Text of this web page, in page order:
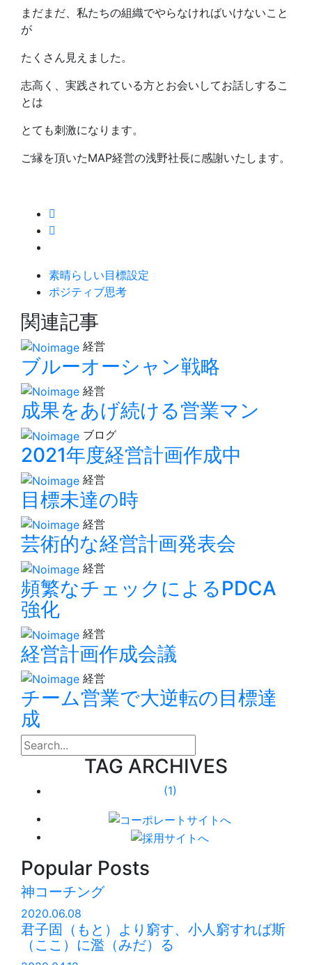
まだまだ、私たちの組織でやらなければいけないこと
が
たくさん見えました。
志高く、実践されている方とお会いしてお話しするこ
とは
とても刺激になります。
ご縁を頂いたMAP経営の浅野社長に感謝いたします。
素晴らしい目標設定
ポジティブ思考
関連記事
経営
ブルーオーシャン戦略
経営
成果をあげ続ける営業マン
ブログ
2021年度経営計画作成中
経営
目標未達の時
経営
芸術的な経営計画発表会
経営
頻繁なチェックによるPDCA
強化
経営
経営計画作成会議
経営
チーム営業で大逆転の目標達
成
search
TAG ARCHIVES
(1)
Popular Posts
神コーチング
2020.06.08
君子固（もと）より窮す、小人窮すれば斯
（ここ）に濫（みだ）る